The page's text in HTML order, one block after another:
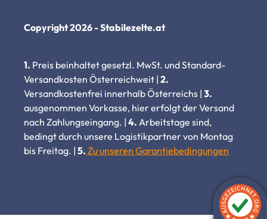
Copyright 2026 - Stabilezelte.at
1. Preis beinhaltet gesetzl. MwSt. und Standard-
Versandkosten Österreichweit | 2.
Versandkostenfrei innerhalb Österreichs | 3.
ausgenommen Vorkasse, hier erfolgt der Versand
nach Zahlungseingang. | 4. Arbeitstage sind,
bedingt durch unsere Logistikpartner von Montag
bis Freitag. | 5. Zu unseren Garantiebedingungen